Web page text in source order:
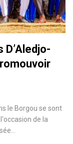
le Borgou se sont
de la